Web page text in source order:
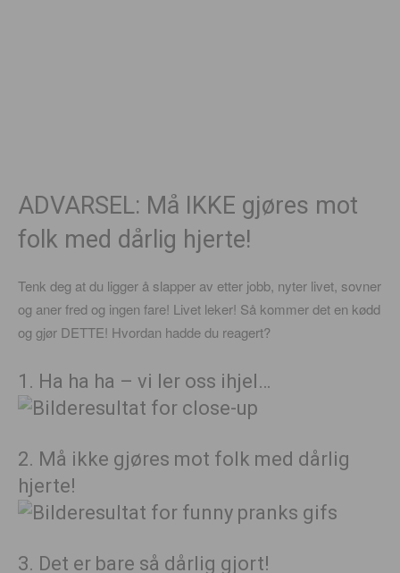
ADVARSEL: Må IKKE gjøres mot
folk med dårlig hjerte!
Tenk deg at du ligger å slapper av etter jobb, nyter livet, sovner
og aner fred og ingen fare! Livet leker! Så kommer det en kødd
og gjør DETTE! Hvordan hadde du reagert?
1. Ha ha ha – vi ler oss ihjel…
2. Må ikke gjøres mot folk med dårlig
hjerte!
3. Det er bare så dårlig gjort!